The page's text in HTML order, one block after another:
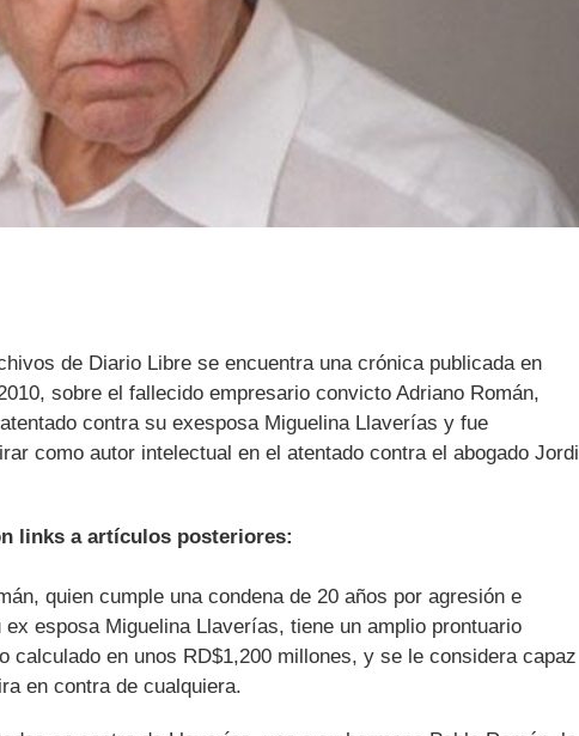
de Diario Libre se encuentra una crónica publicada en
sobre el fallecido empresario convicto Adriano Román,
contra su exesposa Miguelina Llaverías y fue
como autor intelectual en el atentado contra el abogado Jordi
links a artículos posteriores:
quien cumple una condena de 20 años por agresión e
esposa Miguelina Llaverías, tiene un amplio prontuario
calculado en unos RD$1,200 millones, y se le considera capaz
en contra de cualquiera.